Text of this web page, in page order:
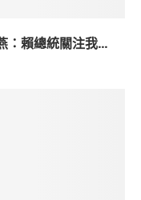
賴總統關注我...